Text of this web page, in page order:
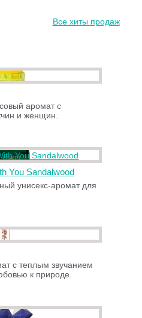
Все хиты продаж
аромат с
и женщин.
You Sandalwood
унисекс-аромат для
с теплым звучанием
к природе.